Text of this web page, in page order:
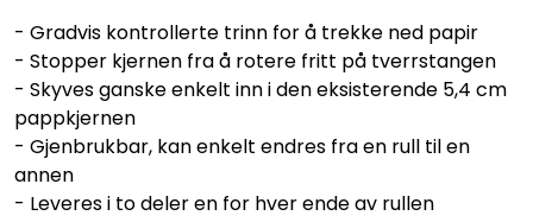
- Gradvis kontrollerte trinn for å trekke ned papir
- Stopper kjernen fra å rotere fritt på tverrstangen
- Skyves ganske enkelt inn i den eksisterende 5,4 cm
pappkjernen
- Gjenbrukbar, kan enkelt endres fra en rull til en
annen
- Leveres i to deler en for hver ende av rullen